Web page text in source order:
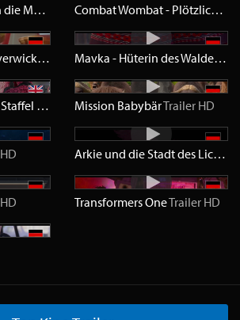
Die Mitchells gegen die Maschinen Trailer HD Combat Wombat - Plötzlich Superheldin
Mumien - Ein total verwickeltes Abenteuer TrailerHD Mavka - Hüterin des Waldes
Star Trek - Prodigy - Staffel 1TrailerHD
Mission BabybärTrailer HD
HD Arkie und die Stadt des Lichts
HD Transformers OneTrailer HD